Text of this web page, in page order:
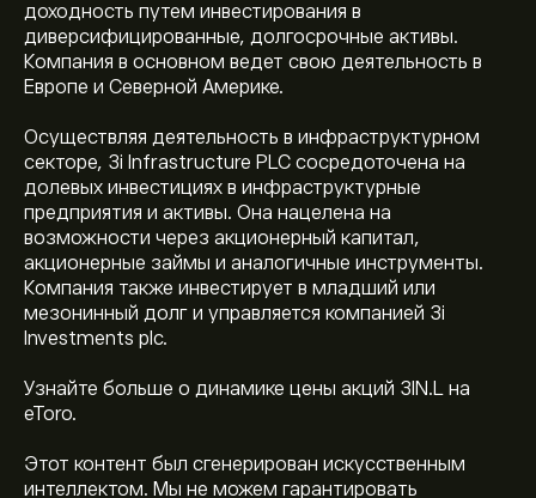
доходность путем инвестирования в
диверсифицированные, долгосрочные активы.
Компания в основном ведет свою деятельность в
Европе и Северной Америке.
Осуществляя деятельность в инфраструктурном
секторе, 3i Infrastructure PLC сосредоточена на
долевых инвестициях в инфраструктурные
предприятия и активы. Она нацелена на
возможности через акционерный капитал,
акционерные займы и аналогичные инструменты.
Компания также инвестирует в младший или
мезонинный долг и управляется компанией 3i
Investments plc.
Узнайте больше о динамике цены акций 3IN.L на
eToro.
Этот контент был сгенерирован искусственным
интеллектом. Мы не можем гарантировать
Текущая цена акции 3IN.L составляет 385.00‎p‎.